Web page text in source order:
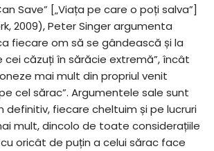
Save” [„Viața pe care o poți salva”]
2009), Peter Singer argumenta
fiecare om să se gândească și la
cei căzuți în sărăcie extremă”, încât
mai mult din propriul venit
cel sărac”. Argumentele sale sunt
definitiv, fiecare cheltuim și pe lucruri
mult, dincolo de toate considerațiile
oricât de puțin a celui sărac face